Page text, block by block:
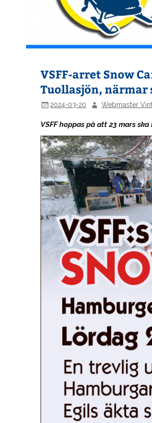
VSFF-arret Snow
Tuollasjön, närmar
2024-03-20 Webmaster
VSFF hoppas på att 23 mars